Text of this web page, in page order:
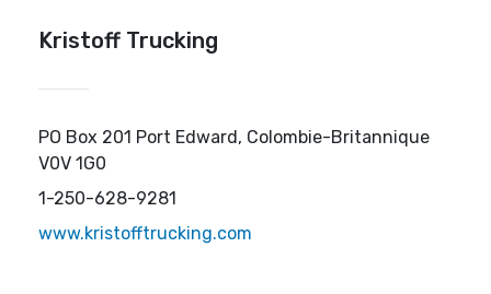
Kristoff Trucking
PO Box 201 Port Edward, Colombie-Britannique
V0V 1G0
1-250-628-9281
www.kristofftrucking.com